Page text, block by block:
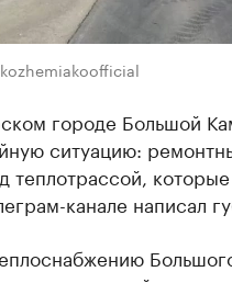
городе Большой
ситуацию:
теплотрассой,
канале написал